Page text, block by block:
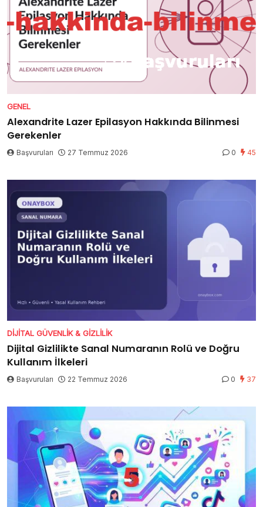
GENEL
Alexandrite Lazer Epilasyon Hakkında Bilinmesi
Gerekenler
Başvuruları 27 Temmuz 2026 0 45
DIJITAL GÜVENLIK & GIZLILIK
Dijital Gizlilikte Sanal Numaranın Rolü ve Doğru
Kullanım İlkeleri
Başvuruları 22 Temmuz 2026 0 37